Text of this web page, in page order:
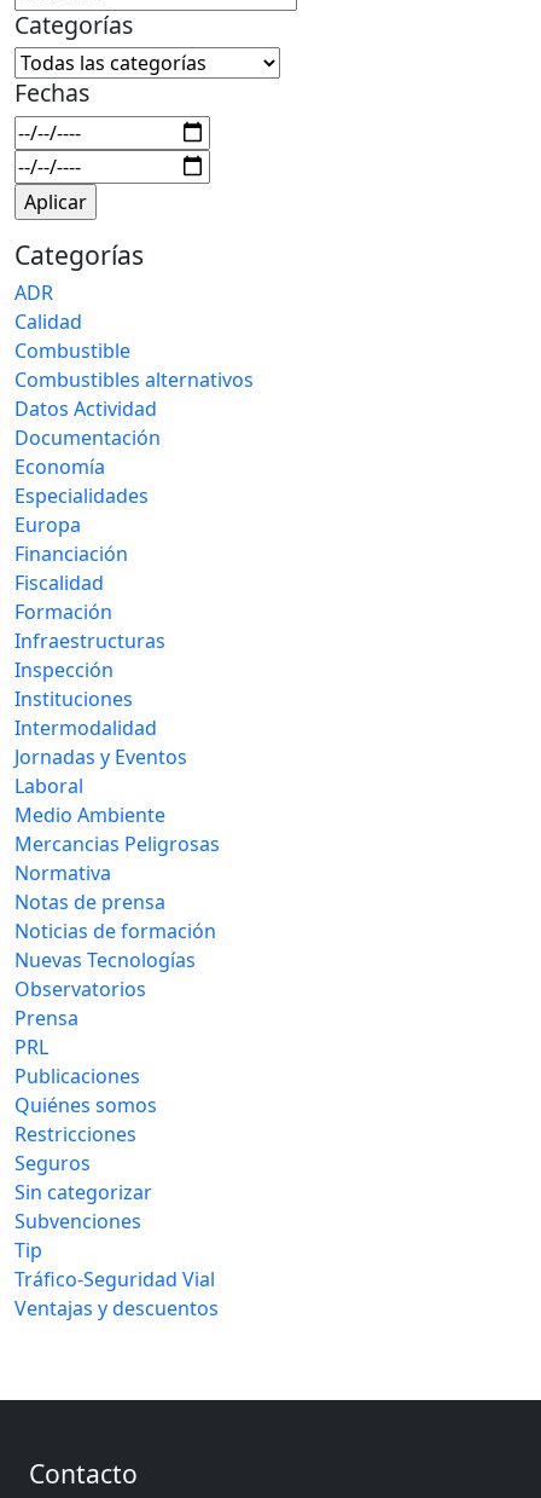
Categorías
Fechas
Categorías
ADR
Calidad
Combustible
Combustibles alternativos
Datos Actividad
Documentación
Economía
Especialidades
Europa
Financiación
Fiscalidad
Formación
Infraestructuras
Inspección
Instituciones
Intermodalidad
Jornadas y Eventos
Laboral
Medio Ambiente
Mercancias Peligrosas
Normativa
Notas de prensa
Noticias de formación
Nuevas Tecnologías
Observatorios
Prensa
PRL
Publicaciones
Quiénes somos
Restricciones
Seguros
Sin categorizar
Subvenciones
Tip
Tráfico-Seguridad Vial
Ventajas y descuentos
Contacto